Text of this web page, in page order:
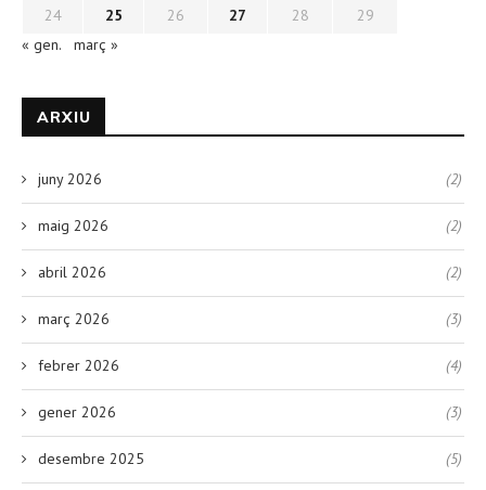
24
25 26 27 28
29
« gen.
març »
ARXIU
juny 2026 (2)
maig 2026 (2)
abril 2026 (2)
març 2026 (3)
febrer 2026 (4)
gener 2026 (3)
desembre 2025 (5)